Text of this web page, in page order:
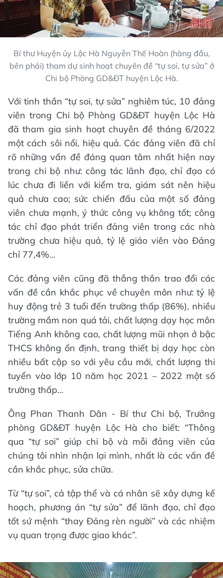
Bí thư Huyện ủy Lộc Hà Nguyễn Thế Hoàn (hàng đầu,
bên phải) tham dự sinh hoạt chuyên đề “tự soi, tự sửa” ở
Chi bộ Phòng GD&ĐT huyện Lộc Hà.
Với tinh thần “tự soi, tự sửa” nghiêm túc, 10 đảng
viên trong Chi bộ Phòng GD&ĐT huyện Lộc Hà
đã tham gia sinh hoạt chuyên đề tháng 6/2022
một cách sôi nổi, hiệu quả. Các đảng viên đã chỉ
rõ những vấn đề đáng quan tâm nhất hiện nay
trong chi bộ như: công tác lãnh đạo, chỉ đạo có
lúc chưa đi liền với kiểm tra, giám sát nên hiệu
quả chưa cao; sức chiến đấu của một số đảng
viên chưa mạnh, ý thức công vụ không tốt; công
tác chỉ đạo phát triển đảng viên trong các nhà
trường chưa hiệu quả, tỷ lệ giáo viên vào Đảng
chỉ 77,4%...
Các đảng viên cũng đã thẳng thắn trao đổi các
vấn đề cần khắc phục về chuyên môn như: tỷ lệ
huy động trẻ 3 tuổi đến trường thấp (86%), nhiều
trường mầm non quá tải, chất lượng dạy học môn
Tiếng Anh không cao, chất lượng mũi nhọn ở bậc
THCS không ổn định, trang thiết bị dạy học còn
nhiều bất cập so với yêu cầu mới, chất lượng thi
tuyển vào lớp 10 năm học 2021 – 2022 một số
trường thấp…
Ông Phan Thanh Dân - Bí thư Chi bộ, Trưởng
phòng GD&ĐT huyện Lộc Hà cho biết: “Thông
qua “tự soi” giúp chi bộ và mỗi đảng viên của
chúng tôi nhìn nhận lại mình, nhất là các vấn đề
cần khắc phục, sửa chữa.
Từ “tự soi”, cả tập thể và cá nhân sẽ xây dựng kế
hoạch, phương án “tự sửa” để lãnh đạo, chỉ đạo
tốt sứ mệnh “thay Đảng rèn người” và các nhiệm
vụ quan trọng được giao khác”.